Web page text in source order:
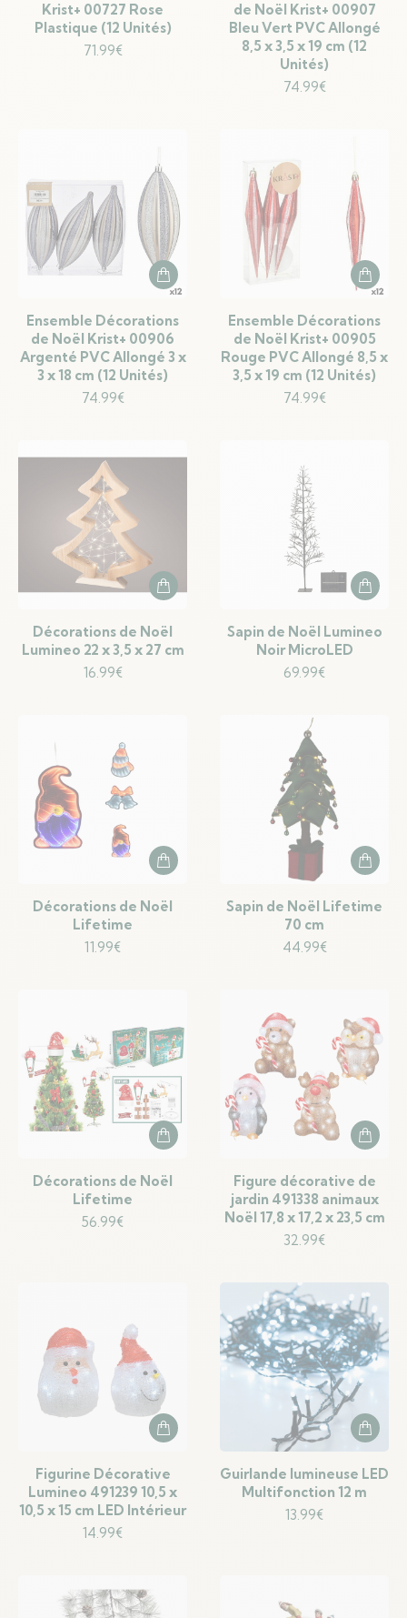
Krist+ 00727 Rose
Plastique (12 Unités)
71.99€
de Noël Krist+ 00907
Bleu Vert PVC Allongé
8,5 x 3,5 x 19 cm (12
Unités)
74.99€
Ensemble Décorations
de Noël Krist+ 00906
Argenté PVC Allongé 3 x
3 x 18 cm (12 Unités)
74.99€
Ensemble Décorations
de Noël Krist+ 00905
Rouge PVC Allongé 8,5 x
3,5 x 19 cm (12 Unités)
74.99€
Décorations de Noël
Lumineo 22 x 3,5 x 27 cm
16.99€
Sapin de Noël Lumineo
Noir MicroLED
69.99€
Décorations de Noël
Lifetime
11.99€
Sapin de Noël Lifetime
70 cm
44.99€
Décorations de Noël
Lifetime
56.99€
Figure décorative de
jardin 491338 animaux
Noël 17,8 x 17,2 x 23,5 cm
32.99€
Figurine Décorative
Lumineo 491239 10,5 x
10,5 x 15 cm LED Intérieur
14.99€
Guirlande lumineuse LED
Multifonction 12 m
13.99€